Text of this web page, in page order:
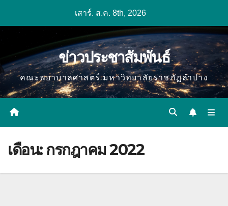
เสาร์. ส.ค. 8th, 2026
ข่าวประชาสัมพันธ์
คณะพยาบาลศาสตร์ มหาวิทยาลัยราชภัฏลำปาง
เดือน:กรกฎาคม 2022